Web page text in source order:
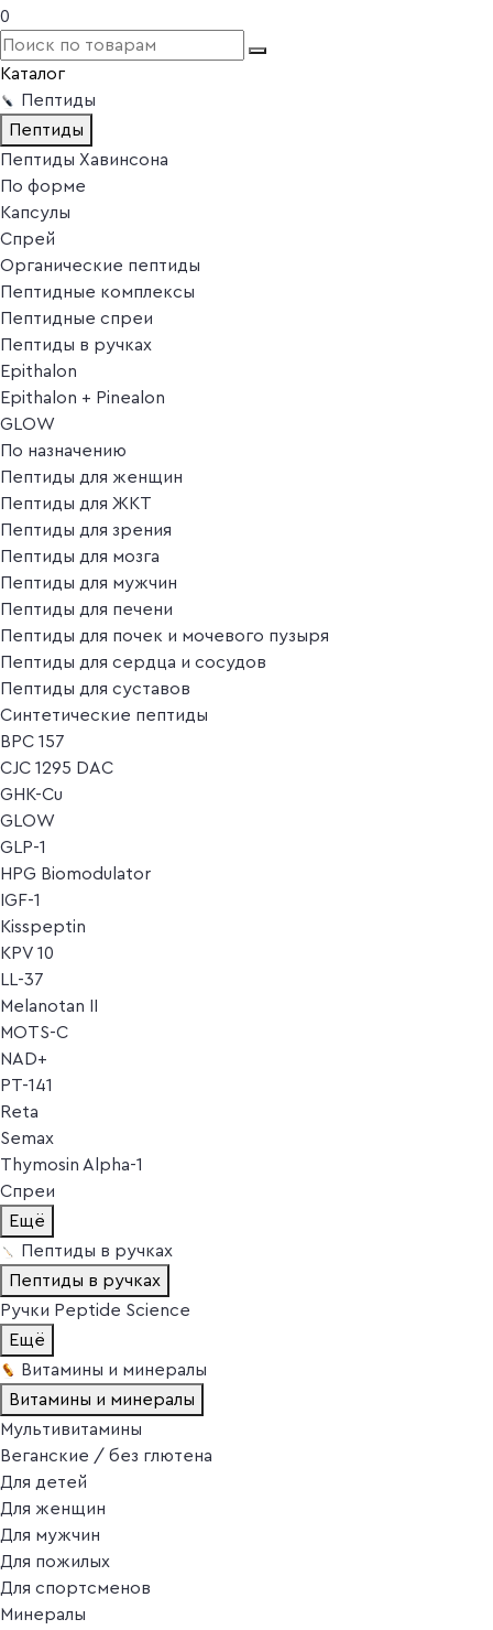
0
Каталог
Пептиды
Пептиды
Пептиды Хавинсона
По форме
Капсулы
Спрей
Органические пептиды
Пептидные комплексы
Пептидные спреи
Пептиды в ручках
Epithalon
Epithalon + Pinealon
GLOW
По назначению
Пептиды для женщин
Пептиды для ЖКТ
Пептиды для зрения
Пептиды для мозга
Пептиды для мужчин
Пептиды для печени
Пептиды для почек и мочевого пузыря
Пептиды для сердца и сосудов
Пептиды для суставов
Синтетические пептиды
BPC 157
CJC 1295 DAC
GHK-Cu
GLOW
GLP-1
HPG Biomodulator
IGF-1
Kisspeptin
KPV 10
LL-37
Melanotan II
MOTS-C
NAD+
PT-141
Reta
Semax
Thymosin Alpha-1
Спреи
Ещё
Пептиды в ручках
Пептиды в ручках
Ручки Peptide Science
Ещё
Витамины и минералы
Витамины и минералы
Мультивитамины
Веганские / без глютена
Для детей
Для женщин
Для мужчин
Для пожилых
Для спортсменов
Минералы